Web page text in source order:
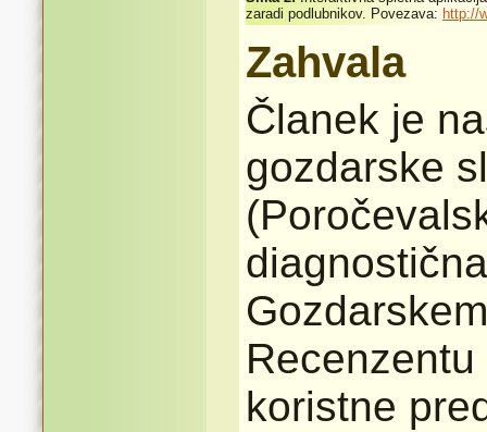
zaradi podlubnikov. Povezava: http://
Zahvala
Članek je
gozdarske
koristne